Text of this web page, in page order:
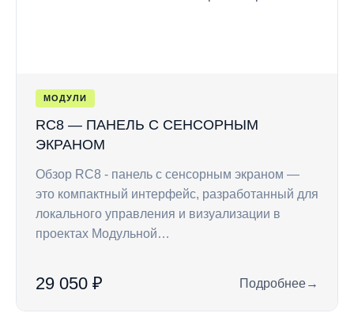
МОДУЛИ
RC8 — ПАНЕЛЬ С СЕНСОРНЫМ
ЭКРАНОМ
Обзор RC8 - панель с сенсорным экраном —
это компактный интерфейс, разработанный для
локального управления и визуализации в
проектах Модульной…
29 050 ₽ Подробнее
: RC8 — панель с
→